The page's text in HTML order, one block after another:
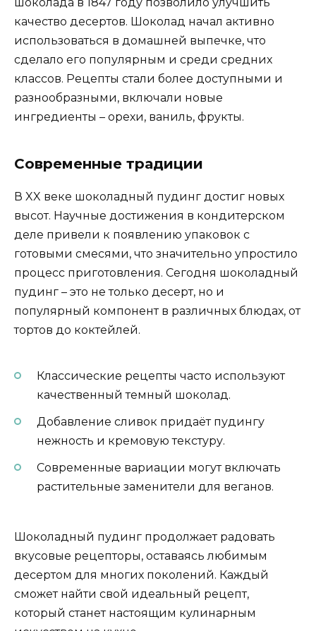
качество десертов. Шоколад начал активно
использоваться в домашней выпечке, что
сделало его популярным и среди средних
классов. Рецепты стали более доступными и
разнообразными, включали новые
ингредиенты – орехи, ваниль, фрукты.
Современные традиции
В XX веке шоколадный пудинг достиг новых
высот. Научные достижения в кондитерском
деле привели к появлению упаковок с
готовыми смесями, что значительно упростило
процесс приготовления. Сегодня шоколадный
пудинг – это не только десерт, но и
популярный компонент в различных блюдах, от
тортов до коктейлей.
Классические рецепты часто используют
качественный темный шоколад.
Добавление сливок придаёт пудингу
нежность и кремовую текстуру.
Современные вариации могут включать
растительные заменители для веганов.
Шоколадный пудинг продолжает радовать
вкусовые рецепторы, оставаясь любимым
десертом для многих поколений. Каждый
сможет найти свой идеальный рецепт,
который станет настоящим кулинарным